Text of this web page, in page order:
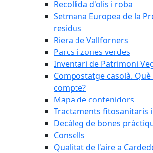
Recollida d'olis i roba
Setmana Europea de la
residus
Riera de Vallforners
Parcs i zones verdes
Inventari de Patrimoni
Compostatge casolà.
compte?
Mapa de contenidors
Tractaments fitosanitaris
Decàleg de bones
Consells
Qualitat de l'aire a